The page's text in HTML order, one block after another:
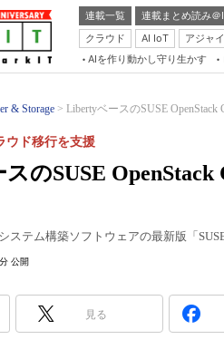
連載一覧 連載まとめ読み
クラウド
AI IoT アジャ
AIを作り動かし守り生かす
& Storage LibertyベースのSUSE
のSUSE
ウド移行を支援
ステム構築ソフトウェアの最新版「
公開
見る